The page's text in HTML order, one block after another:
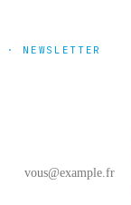
· NEWSLETTER
Tendances
Un email par mois